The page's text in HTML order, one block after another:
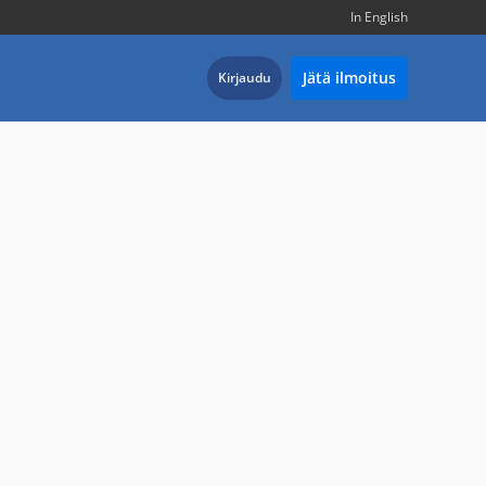
In English
Kirjaudu Jätä ilmoitus